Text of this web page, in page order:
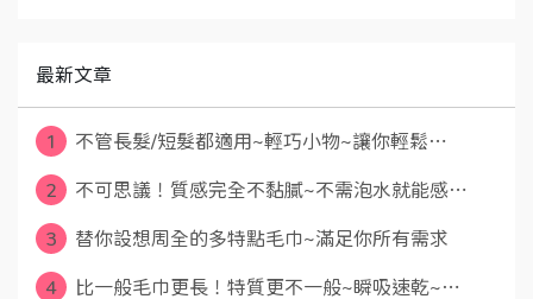
最新文章
1 不管長髮/短髮都適用~輕巧小物~讓你輕鬆⋯
2 不可思議！質感完全不黏膩~不需泡水就能感⋯
3 替你設想周全的多特點毛巾~滿足你所有需求
4 比一般毛巾更長！特質更不一般~瞬吸速乾~⋯